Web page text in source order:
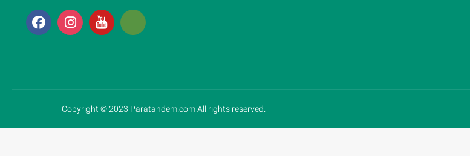
Copyright © 2023 Paratandem.com All rights reserved.